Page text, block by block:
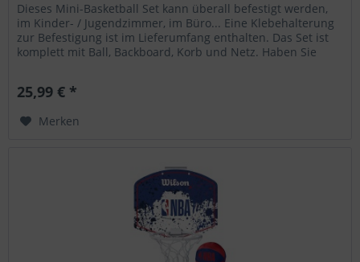
Dieses Mini-Basketball Set kann überall befestigt werden,
im Kinder- / Jugendzimmer, im Büro... Eine Klebehalterung
zur Befestigung ist im Lieferumfang enthalten. Das Set ist
komplett mit Ball, Backboard, Korb und Netz. Haben Sie
25,99 € *
Merken